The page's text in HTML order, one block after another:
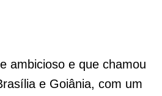
ambicioso e que chamou
e Goiânia, com um